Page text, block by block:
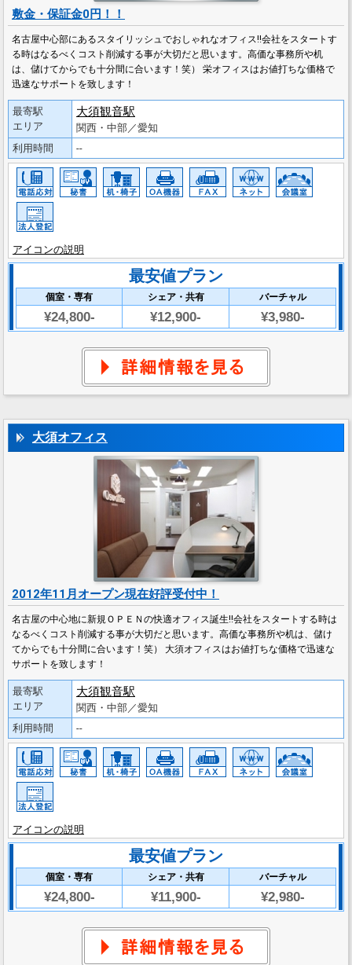
敷金・保証金0円！！
名古屋中心部にあるスタイリッシュでおしゃれなオフィス!!会社をスタートす
る時はなるべくコスト削減する事が大切だと思います。高価な事務所や机
は、儲けてからでも十分間に合います！笑） 栄オフィスはお値打ちな価格で
迅速なサポートを致します！
最寄駅
エリア
大須観音駅
関西・中部／愛知
利用時間
--
アイコンの説明
最安値プラン
個室・専有 シェア・共有 バーチャル
¥24,800- ¥12,900- ¥3,980-
大須オフィス
2012年11月オープン現在好評受付中！
名古屋の中心地に新規ＯＰＥＮの快適オフィス誕生!!会社をスタートする時は
なるべくコスト削減する事が大切だと思います。高価な事務所や机は、儲け
てからでも十分間に合います！笑） 大須オフィスはお値打ちな価格で迅速な
サポートを致します！
最寄駅
エリア
大須観音駅
関西・中部／愛知
利用時間
--
アイコンの説明
最安値プラン
個室・専有 シェア・共有 バーチャル
¥24,800- ¥11,900- ¥2,980-